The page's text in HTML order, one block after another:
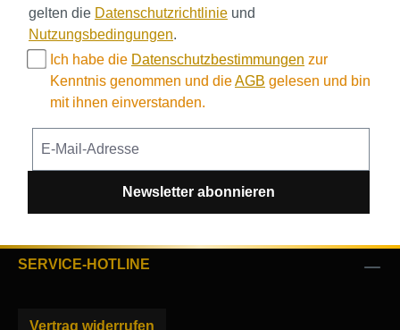
gelten die Datenschutzrichtlinie und
Nutzungsbedingungen.
Ich habe die Datenschutzbestimmungen zur
Kenntnis genommen und dieAGB gelesen und bin
mit ihnen einverstanden.
Newsletter abonnieren
SERVICE-HOTLINE
Vertrag widerrufen